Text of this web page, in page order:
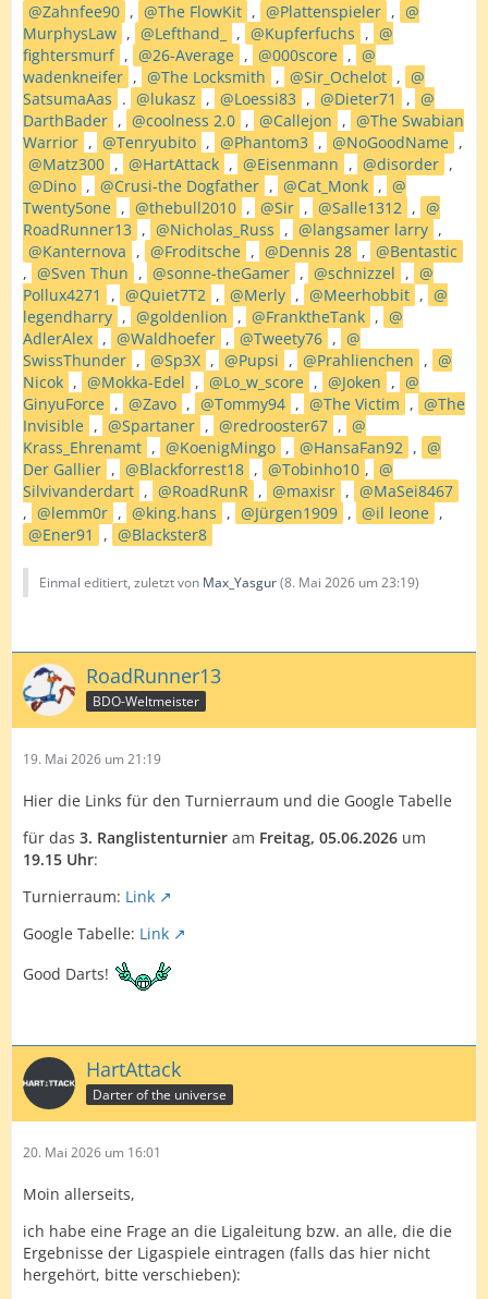
Zahnfee90 , The FlowKit , Plattenspieler ,
MurphysLaw , Lefthand_ , Kupferfuchs ,
fightersmurf , 26-Average , 000score ,
wadenkneifer , The Locksmith , Sir_Ochelot ,
SatsumaAas . lukasz , Loessi83 , Dieter71
,
DarthBader , coolness 2.0 , Callejon ,
The Swabian
Warrior , Tenryubito , Phantom3 , NoGoodName ,
Matz300 , HartAttack , Eisenmann , disorder ,
Dino , Crusi-the Dogfather , Cat_Monk ,
Twenty5one , thebull2010 , Sir , Salle1312 ,
RoadRunner13 , Nicholas_Russ , langsamer larry ,
Kanternova , Froditsche , Dennis 28 ,
Bentastic
,
Sven Thun , sonne-theGamer , schnizzel ,
Pollux4271
, Quiet7T2 , Merly , Meerhobbit ,
legendharry , goldenlion , FranktheTank ,
AdlerAlex , Waldhoefer , Tweety76 ,
SwissThunder , Sp3X , Pupsi , Prahlienchen ,
Nicok , Mokka-Edel , Lo_w_score , Joken ,
GinyuForce , Zavo , Tommy94 , The Victim ,
The
Invisible , Spartaner , redrooster67 ,
Krass_Ehrenamt , KoenigMingo , HansaFan92 ,
Der Gallier , Blackforrest18 , Tobinho10 ,
Silvivanderdart , RoadRunR , maxisr ,
MaSei8467
,
lemm0r , king.hans , Jürgen1909 , il leone ,
Ener91
, Blackster8
Einmal editiert, zuletzt von Max_Yasgur(8. Mai 2026 um 23:19)
RoadRunner13
BDO-Weltmeister
19. Mai 2026 um 21:19
Hier die Links für den Turnierraum und die Google Tabelle
für das 3. Ranglistenturnier am Freitag, 05.06.2026 um
19.15 Uhr:
Turnierraum: Link
Google Tabelle: Link
Good Darts!
HartAttack
Darter of the universe
20. Mai 2026 um 16:01
Moin allerseits,
ich habe eine Frage an die Ligaleitung bzw. an alle, die die
Ergebnisse der Ligaspiele eintragen (falls das hier nicht
hergehört, bitte verschieben):